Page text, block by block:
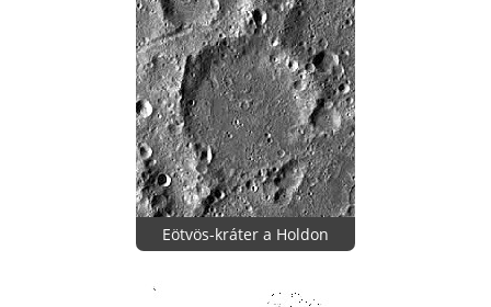
Eötvös-kráter a Holdon